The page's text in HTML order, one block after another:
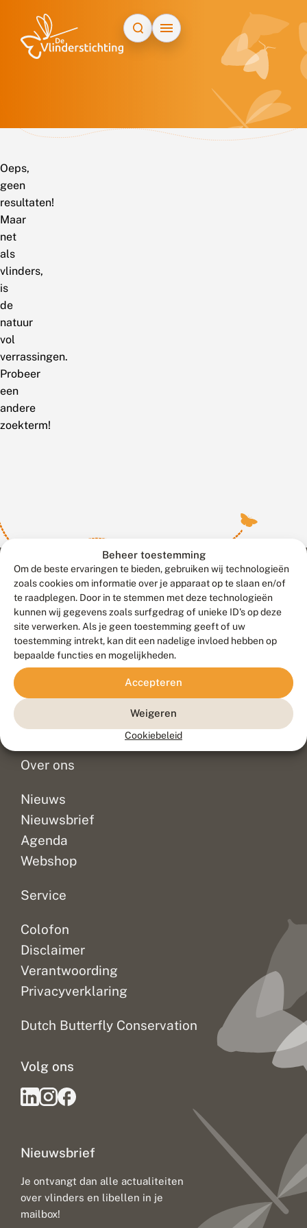
Beheer toestemming
Om de beste ervaringen te bieden, gebruiken wij technologieën
zoals cookies om informatie over je apparaat op te slaan en/of
te raadplegen. Door in te stemmen met deze technologieën
kunnen wij gegevens zoals surfgedrag of unieke ID's op deze
site verwerken. Als je geen toestemming geeft of uw
toestemming intrekt, kan dit een nadelige invloed hebben op
bepaalde functies en mogelijkheden.
Accepteren
Weigeren
Cookiebeleid
Oeps,
geen
resultaten!
Maar
net
als
vlinders,
is
de
natuur
vol
verrassingen.
Probeer
een
andere
zoekterm!
Contact
Veelgestelde vragen
Doneer
Over ons
Nieuws
Nieuwsbrief
Agenda
Webshop
Service
Colofon
Disclaimer
Verantwoording
Privacyverklaring
Dutch Butterfly Conservation
Nieuwsbrief
Je ontvangt dan alle actualiteiten
over vlinders en libellen in je
mailbox!
Volg ons
Meld waarnemingen© 2026 Vlinderstichting
Duurzaam ontwikkeld door
Go2People
, ontworpen door
Blue Field Agency
Privacy
Disclaimer
Sitemap